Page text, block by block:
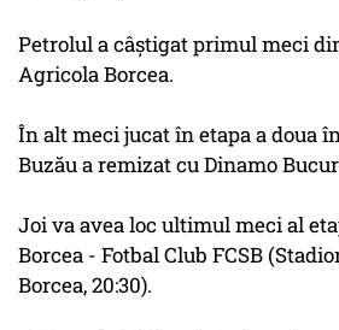
Petrolul a câştigat primul meci
Agricola Borcea.
În alt meci jucat în etapa a doua
Buzău a remizat cu Dinamo
Joi va avea loc ultimul meci al
Borcea - Fotbal Club FCSB
Borcea, 20:30).